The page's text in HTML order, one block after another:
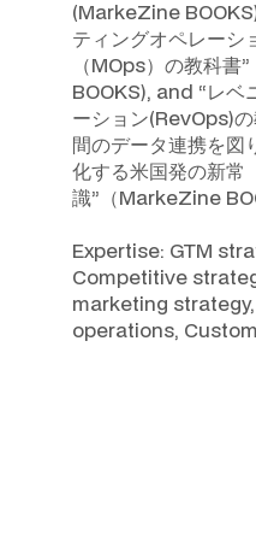
(MarkeZine
ティングオペレーシ
（MOps）の教科
BOOKS), and “レベ
ーション(RevOps)
間のデータ連携を図
化する米国発の新常
識”（MarkeZine
Expertise: GTM
Competitive
marketing
operations,